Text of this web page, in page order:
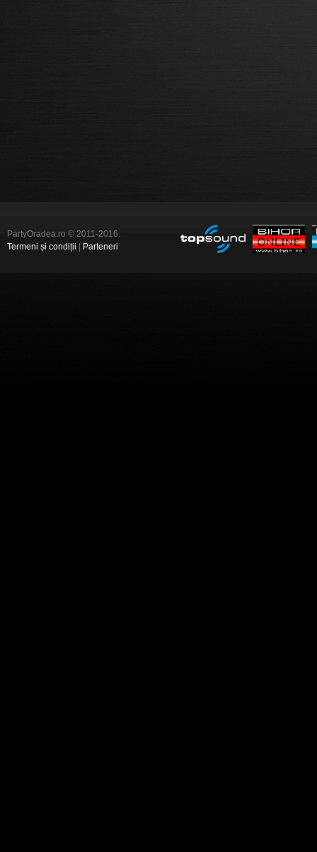
PartyOradea.ro © 2011-2016.
Termeni și condiții
Parteneri